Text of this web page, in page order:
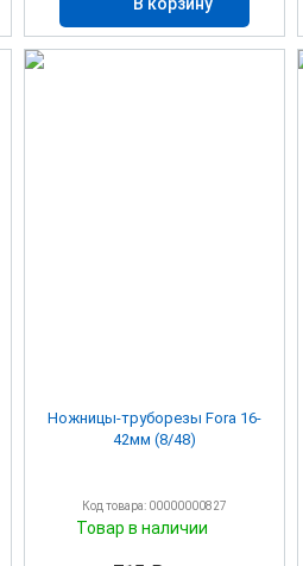
В корзину
Ножницы-труборезы Fora 16-
42мм (8/48)
Код товара: 00000000827
Товар в наличии